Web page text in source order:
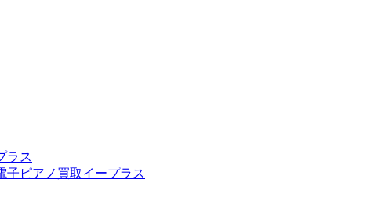
ラス
子ピアノ買取イープラス